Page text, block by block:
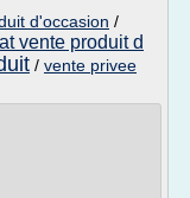
d'occasion /
vente produit d
/ vente privee